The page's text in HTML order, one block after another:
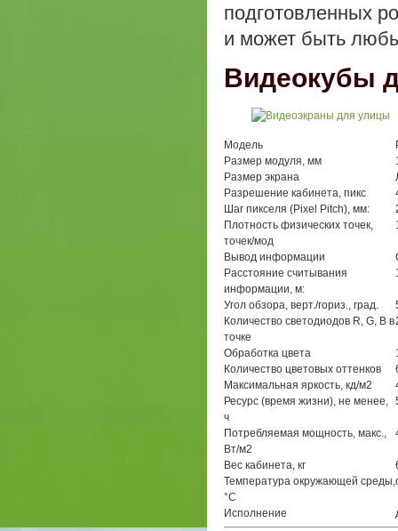
подготовленных
и может быть
Видеокубы
Модель
Размер модуля, мм
Размер экрана
Разрешение кабинета, пикс
Шаг пикселя (Pixel Pitch), мм:
Плотность физических точек,
точек/мод
Вывод информации
Расстояние считывания
информации, м:
Угол обзора, верт./гориз., град.
Количество светодиодов R, G, B в
точке
Обработка цвета
Количество цветовых оттенков
Максимальная яркость, кд/м2
Ресурс (время жизни), не менее,
ч
Потребляемая мощность, макс.,
Вт/м2
Вес кабинета, кг
Температура окружающей среды,
°С
Исполнение